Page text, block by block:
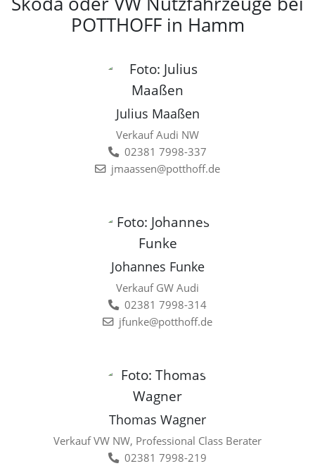
POTTHOFF in Hamm
Julius Maaßen
Verkauf Audi NW
02381 7998-337
jmaassen@potthoff.de
Johannes Funke
Verkauf GW Audi
02381 7998-314
jfunke@potthoff.de
Thomas Wagner
Verkauf VW NW, Professional Class Berater
02381 7998-219